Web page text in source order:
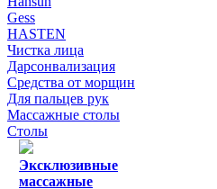
Gess
HASTEN
Чистка лица
Дарсонвализация
Средства от морщин
Для пальцев рук
Массажные столы
Столы
Эксклюзивные
массажные